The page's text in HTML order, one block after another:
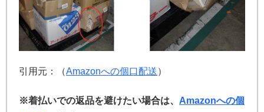
引用元：（Amazonへの個口配送）
※着払いでの返品を避けたい場合は、 Amazonへの個